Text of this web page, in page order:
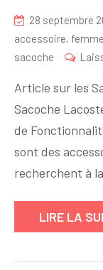
28 septembre
accessoire, femme
sacoche
Article sur les
Sacoche
de
sont des
recherchent à
LIRE LA